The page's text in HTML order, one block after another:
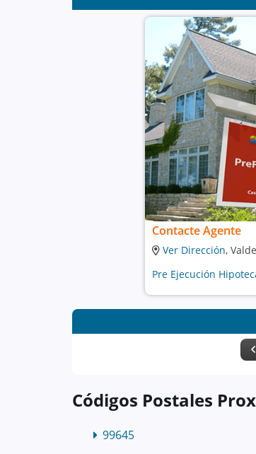
Contacte Agente
Ver Dirección,
Pre Ejecución
Códigos Postales
99645